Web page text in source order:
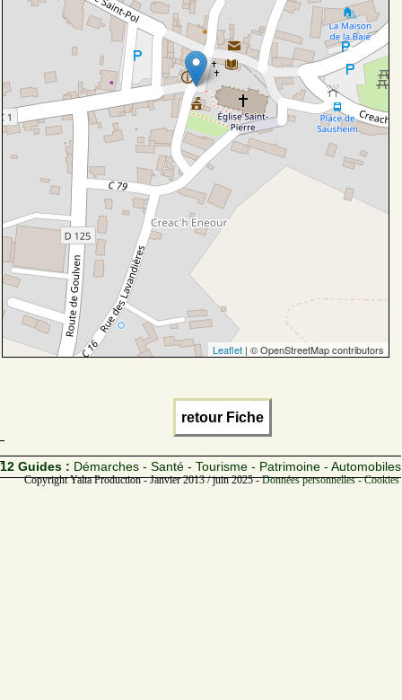
Leaflet | © OpenStreetMap contributors
retour Fiche
12 Guides : Démarches - Santé - Tourisme - Patrimoine - Automobiles
Copyright Yalta Production - Janvier 2013 / juin 2025 -Données personnelles -